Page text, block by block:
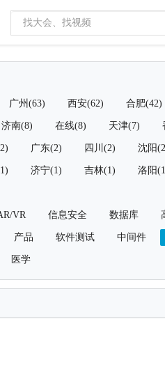
广州(63) 西安(62) 合肥(42)
济南(8) 在线(8) 天津(7)
广东(2) 四川(2) 沈阳
济宁(1) 吉林(1) 洛阳
VR 信息安全 数据库
产品 软件测试 中间件
医学